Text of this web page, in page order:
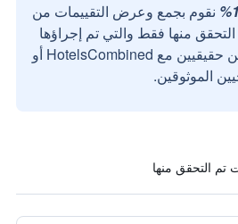
نقوم بجمع وعرض التقييمات من
منها فقط والتي تم إجراؤها
بواسطة مستخدمين حقيقيين مع HotelsCombined أو
الموثوقين.